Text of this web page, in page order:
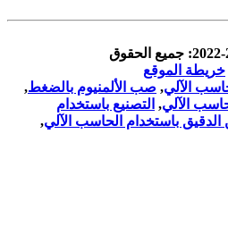
© حقوق الطبع والنشر - 2010-2022: جميع الحقوق
خريطة الموقع
الآلي, صب الألمنيوم بالضغط,
الآلي, التصنيع باستخدام
الدقيق باستخدام الحاسب الآلي,